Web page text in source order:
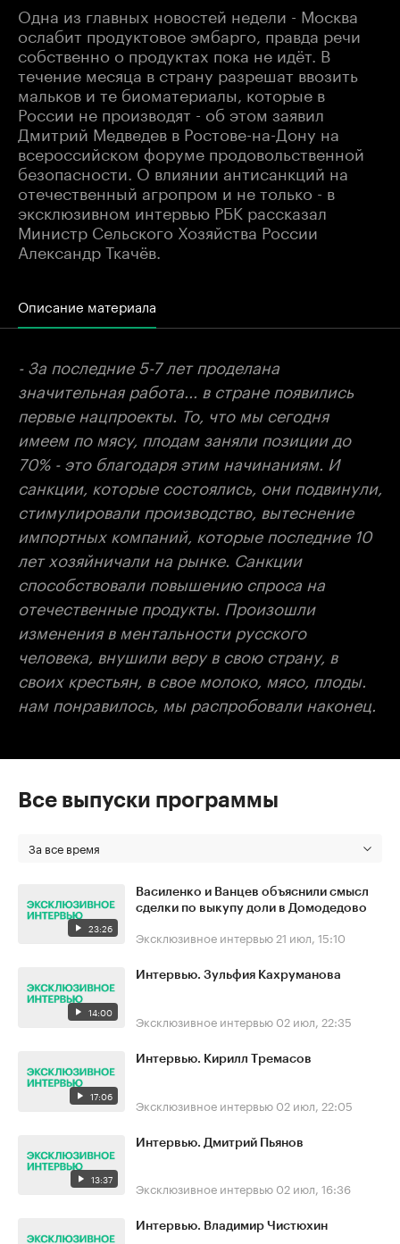
Одна из главных новостей недели - Москва
ослабит продуктовое эмбарго, правда речи
собственно о продуктах пока не идёт. В
течение месяца в страну разрешат ввозить
мальков и те биоматериалы, которые в
России не производят - об этом заявил
Дмитрий Медведев в Ростове-на-Дону на
всероссийском форуме продовольственной
безопасности. О влиянии антисанкций на
отечественный агропром и не только - в
эксклюзивном интервью РБК рассказал
Министр Сельского Хозяйства России
Александр Ткачёв.
Описание материала
- За последние 5-7 лет проделана
значительная работа... в стране появились
первые нацпроекты. То, что мы сегодня
имеем по мясу, плодам заняли позиции до
70% - это благодаря этим начинаниям. И
санкции, которые состоялись, они подвинули,
стимулировали производство, вытеснение
импортных компаний, которые последние 10
лет хозяйничали на рынке. Санкции
способствовали повышению спроса на
отечественные продукты. Произошли
изменения в ментальности русского
человека, внушили веру в свою страну, в
своих крестьян, в свое молоко, мясо, плоды.
нам понравилось, мы распробовали наконец.
Все выпуски программы
За все время
23:26
Василенко и Ванцев объяснили смысл
сделки по выкупу доли в Домодедово
Эксклюзивное интервью 21 июл, 15:10
14:00
Интервью. Зульфия Кахруманова
Эксклюзивное интервью 02 июл, 22:35
17:06
Интервью. Кирилл Тремасов
Эксклюзивное интервью 02 июл, 22:05
13:37
Интервью. Дмитрий Пьянов
Эксклюзивное интервью 02 июл, 16:36
Интервью. Владимир Чистюхин